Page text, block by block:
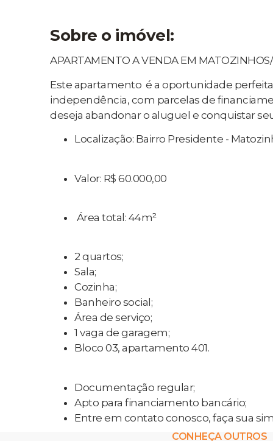
Sobre o imóvel:
APARTAMENTO A VENDA EM
Este apartamento é a oportunidade
independência, com parcelas de
deseja abandonar o aluguel e conquistar
Localização: Bairro Presidente -
Valor: R$ 60.000,00
Área total: 44m²
2 quartos;
Sala;
Cozinha;
Banheiro social;
Área de serviço;
1 vaga de garagem;
Bloco 03, apartamento 401.
Documentação regular;
Apto para financiamento bancário;
Entre em contato conosco, faça sua
CONHEÇA OUTROS